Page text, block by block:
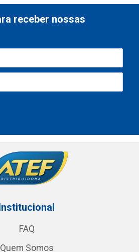
receber nossas
FAQ
Quem Somos